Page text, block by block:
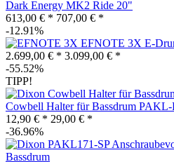
Dark Energy MK2 Ride 20"
613,00 € * 707,00 € *
-12.91%
EFNOTE 3X E-
2.699,00 € * 3.099,00 € *
-55.52%
TIPP!
Cowbell Halter für Bassdrum
12,90 € * 29,00 € *
-36.96%